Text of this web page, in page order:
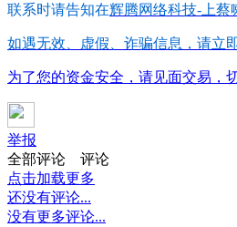
联系时请告知在辉腾网络科技-上蔡
如遇无效、虚假、诈骗信息，请立
为了您的资金安全，请见面交易，
举报
全部评论
评论
点击加载更多
还没有评论...
没有更多评论...